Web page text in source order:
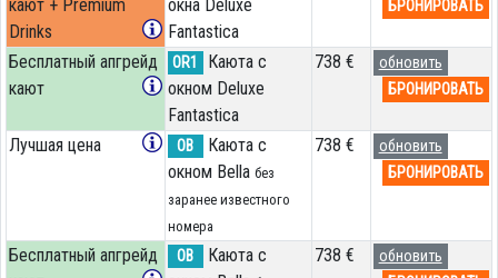
кают + Premium
Drinks
окна Deluxe
Fantastica
БРОНИРОВАТЬ
Бесплатный апгрейд
кают
OR1
Каюта с
окном Deluxe
Fantastica
738 €
обновить
БРОНИРОВАТЬ
Лучшая цена OB
Каюта с
окном Bella без
заранее известного
номера
738 €
обновить
БРОНИРОВАТЬ
Бесплатный апгрейд
OB
Каюта с
738 €
обновить